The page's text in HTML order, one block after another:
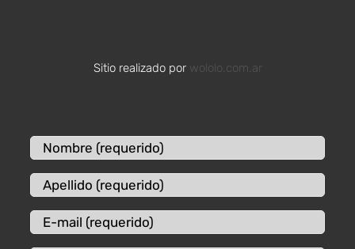
Sitio realizado por wololo.com.ar